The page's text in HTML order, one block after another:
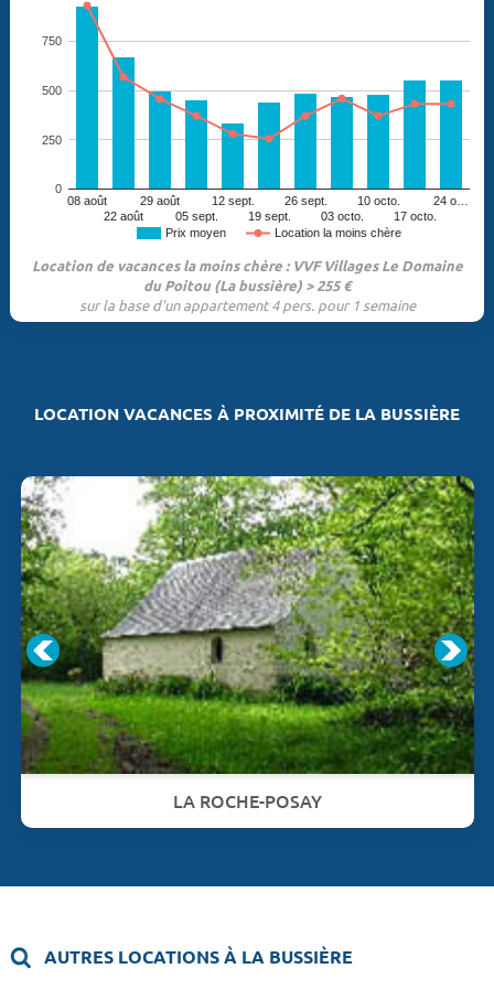
Prix moyen Location la moins chère
08 août
22 août
29 août
05 sept.
12 sept.
19 sept.
26 sept.
03 octo.
10 octo.
17 octo.
24 o…
0
250
500
750
Location de vacances la moins chère : VVF Villages Le Domaine
du Poitou (La bussière) > 255 €
sur la base d'un appartement 4 pers. pour 1 semaine
LOCATION VACANCES À PROXIMITÉ DE LA BUSSIÈRE
LA ROCHE-POSAY
AUTRES LOCATIONS À LA BUSSIÈRE